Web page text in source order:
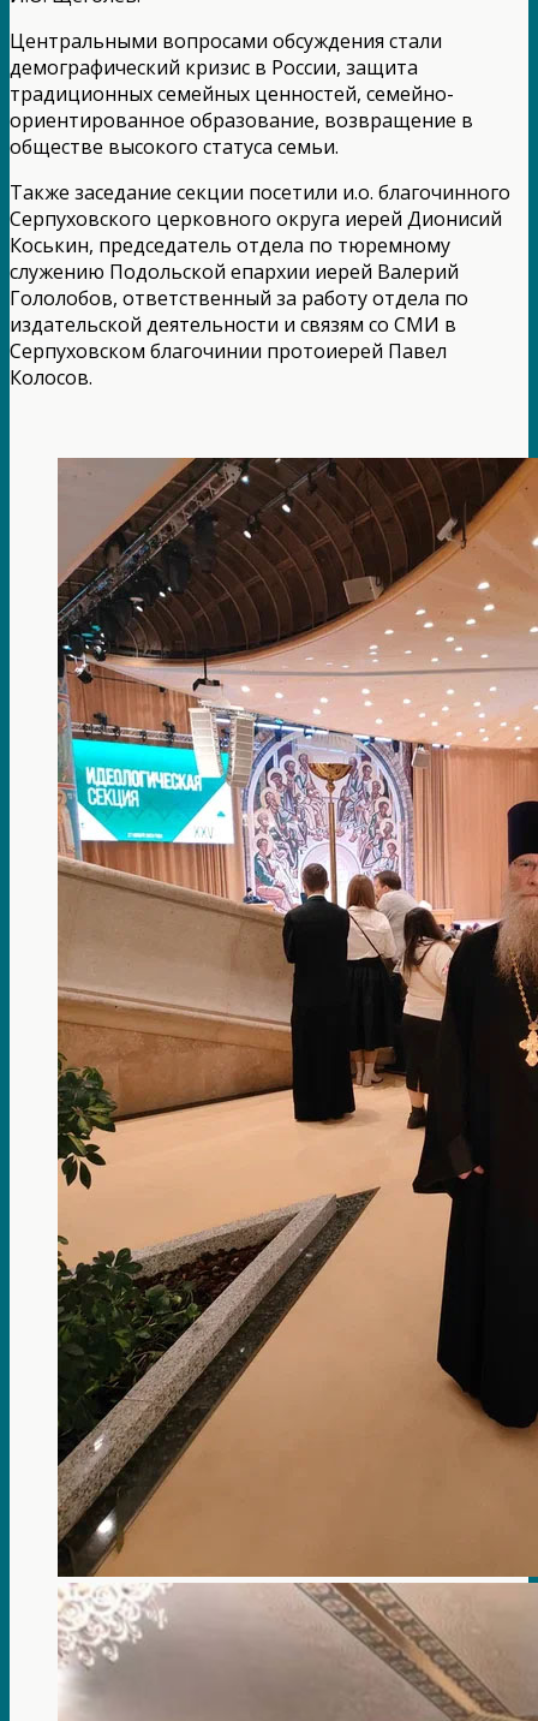
Центральными вопросами обсуждения стали
демографический кризис в России, защита
традиционных семейных ценностей, семейно-
ориентированное образование, возвращение в
обществе высокого статуса семьи.
Также заседание секции посетили и.о. благочинного
Серпуховского церковного округа иерей Дионисий
Коськин, председатель отдела по тюремному
служению Подольской епархии иерей Валерий
Гололобов, ответственный за работу отдела по
издательской деятельности и связям со СМИ в
Серпуховском благочинии протоиерей Павел
Колосов.